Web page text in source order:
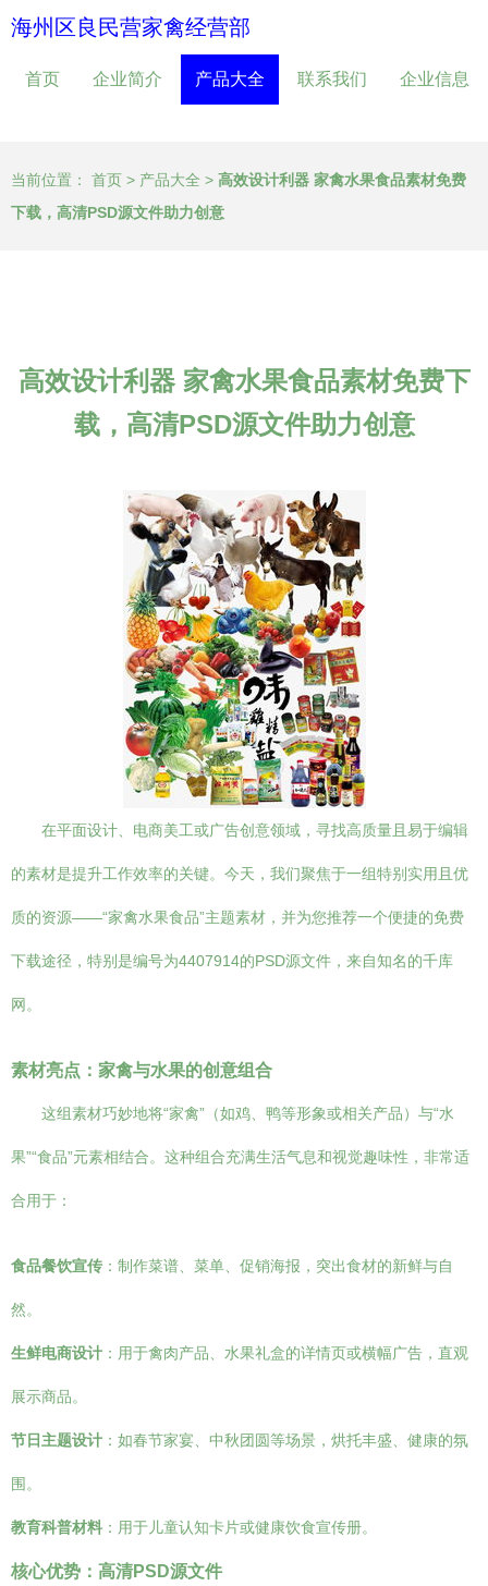
海州区良民营家禽经营部
首页 企业简介 产品大全 联系我们 企业信息
当前位置： 首页 > 产品大全 > 高效设计利器 家禽水果食品素材免费
下载，高清PSD源文件助力创意
高效设计利器 家禽水果食品素材免费下
载，高清PSD源文件助力创意
在平面设计、电商美工或广告创意领域，寻找高质量且易于编辑
的素材是提升工作效率的关键。今天，我们聚焦于一组特别实用且优
质的资源——“家禽水果食品”主题素材，并为您推荐一个便捷的免费
下载途径，特别是编号为4407914的PSD源文件，来自知名的千库
网。
素材亮点：家禽与水果的创意组合
这组素材巧妙地将“家禽”（如鸡、鸭等形象或相关产品）与“水
果”“食品”元素相结合。这种组合充满生活气息和视觉趣味性，非常适
合用于：
食品餐饮宣传 ：制作菜谱、菜单、促销海报，突出食材的新鲜与自
然。
生鲜电商设计 ：用于禽肉产品、水果礼盒的详情页或横幅广告，直观
展示商品。
节日主题设计 ：如春节家宴、中秋团圆等场景，烘托丰盛、健康的氛
围。
教育科普材料 ：用于儿童认知卡片或健康饮食宣传册。
核心优势：高清PSD源文件